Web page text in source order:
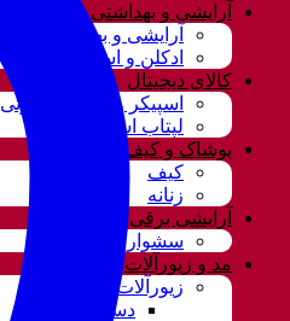
آرایشی و بهداشتی
آرایشی و بهداشتی
ادکلن و اسپری
کالای دیجیتال
اسپیکر و سیستم صوتی
لپتاب استوک
پوشاک و کیف
کیف
زنانه
آرایشی برقی
سشوار
مد و زیورآلات
زیورآلات و بدلیجات
دستبند